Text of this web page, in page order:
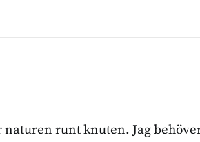
naturen runt knuten. Jag